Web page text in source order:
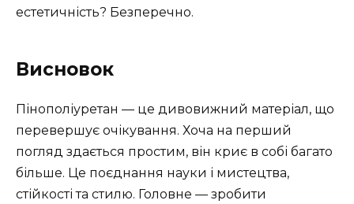
естетичність? Безперечно.
Висновок
Пінополіуретан — це дивовижний матеріал, що
перевершує очікування. Хоча на перший
погляд здається простим, він криє в собі багато
більше. Це поєднання науки і мистецтва,
стійкості та стилю. Головне — зробити